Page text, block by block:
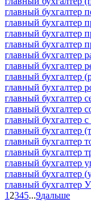
главный бухгалтер
главный бухгалтер
главный бухгалтер
главный бухгалтер
главный бухгалтер
главный бухгалтер
главный бухгалтер
главный бухгалтер
главный бухгалтер
главный бухгалтер
главный бухгалтер
главный бухгалтер
главный бухгалтер
главный бухгалтер
главный бухгалтер
главный бухгалтер
главный бухгалтер
1 2345...9дальше